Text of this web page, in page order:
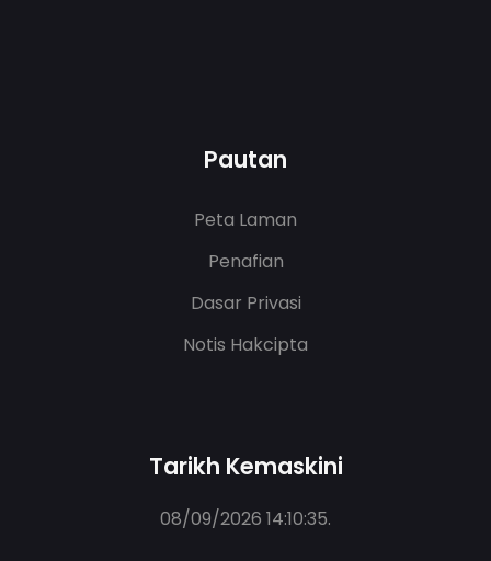
Pautan
Peta Laman
Penafian
Dasar Privasi
Notis Hakcipta
Tarikh Kemaskini
08/09/2026 14:10:35.